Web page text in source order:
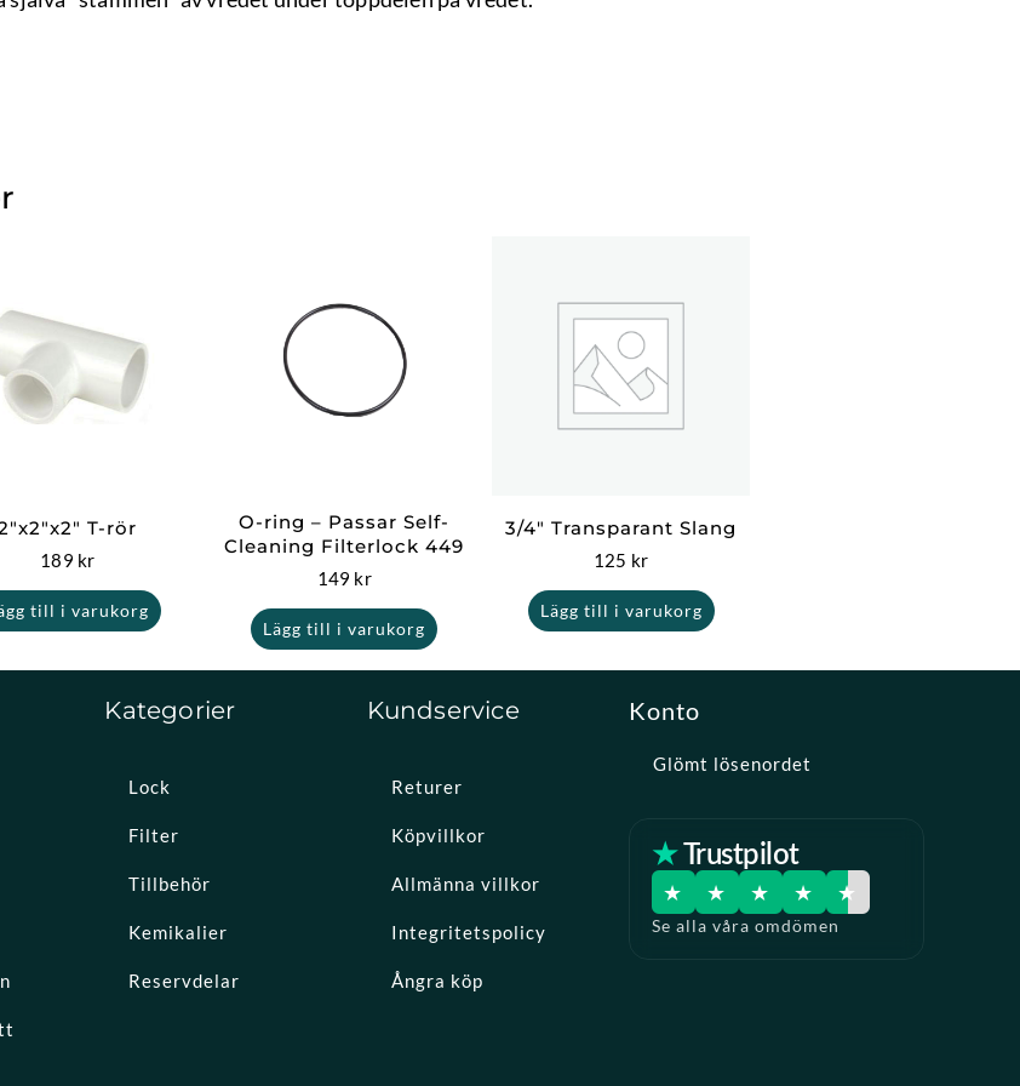
T-rör
189 kr
till i varukorg
O-ring – Passar Self-
Cleaning Filterlock 449
149 kr
Lägg till i varukorg
3/4″ Transparant Slang
125 kr
Lägg till i varukorg
Kategorier
Lock
Filter
Tillbehör
Kemikalier
Reservdelar
Kundservice
Returer
Köpvillkor
Allmänna villkor
Integritetspolicy
Ångra köp
Konto
Glömt lösenordet
★ Trustpilot
★ ★ ★ ★ ★
Se alla våra omdömen